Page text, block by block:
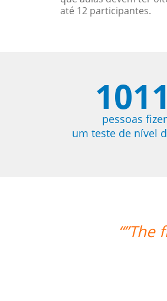
até 12 participantes.
pessoas
um teste de nível